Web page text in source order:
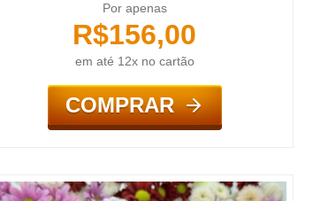
Por apenas
R$156,00
em até 12x no cartão
COMPRAR